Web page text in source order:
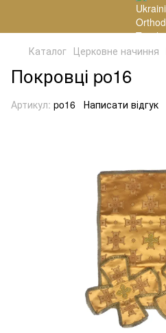
Каталог Церковне начиння
Покровці po16
Артикул: po16 Написати відгук